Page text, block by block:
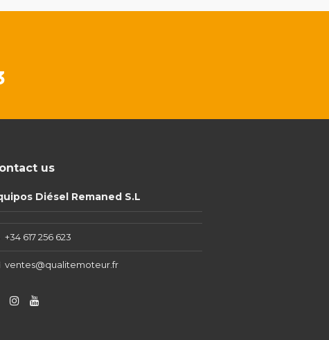
us
Diésel Remaned S.L
+34 617 256 623
ventes@qualitemoteur.fr